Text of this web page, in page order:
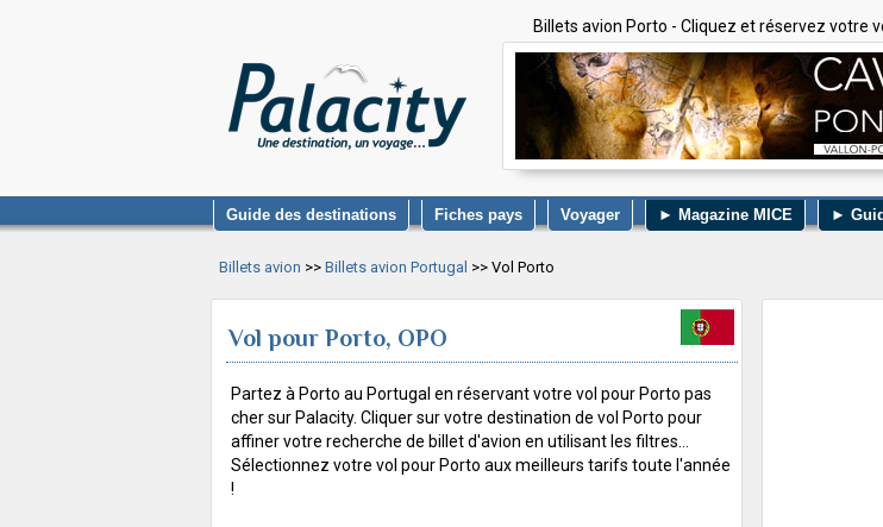
Billets avion Porto - Cliquez et réservez votre
Guide des destinations Fiches pays Voyager ► Magazine MICE ►
Billets avion >> Billets avion Portugal >> Vol Porto
Vol pour Porto, OPO
Partez à Porto au Portugal en réservant votre vol pour Porto pas
cher sur Palacity. Cliquer sur votre destination de vol Porto pour
affiner votre recherche de billet d'avion en utilisant les filtres...
Sélectionnez votre vol pour Porto aux meilleurs tarifs toute l'année
!